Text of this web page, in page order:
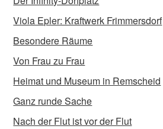
Viola Epler: Kraftwerk Frimmersdorf
Besondere Räume
Von Frau zu Frau
Heimat und Museum in Remscheid
Ganz runde Sache
Nach der Flut ist vor der Flut